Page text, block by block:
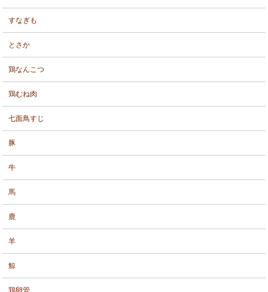
すなぎも
とさか
鶏なんこつ
鶏むね肉
七面鳥すじ
豚
牛
馬
鹿
羊
鯨
鶏卵管